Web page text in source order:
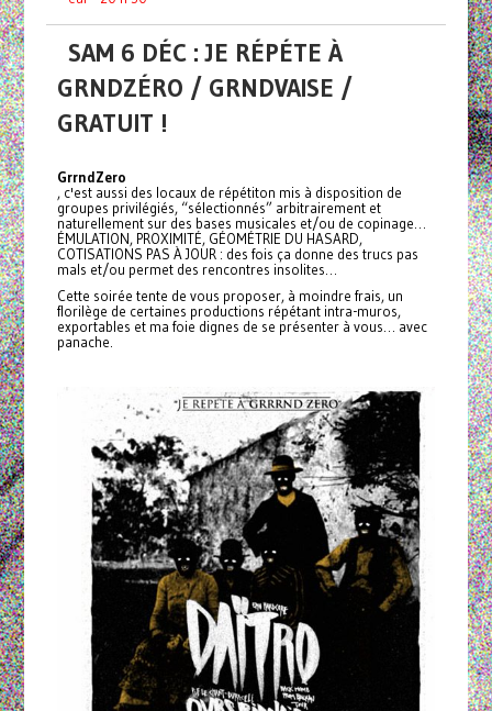
SAM 6 DÉC : JE RÉPÉTE À
GRNDZÉRO / GRNDVAISE /
GRATUIT !
GrrndZero
, c'est aussi des locaux de répétiton mis à disposition de
groupes privilégiés, “sélectionnés” arbitrairement et
naturellement sur des bases musicales et/ou de copinage…
ÉMULATION, PROXIMITÉ, GÉOMÉTRIE DU HASARD,
COTISATIONS PAS À JOUR : des fois ça donne des trucs pas
mals et/ou permet des rencontres insolites…
Cette soirée tente de vous proposer, à moindre frais, un
florilège de certaines productions répétant intra-muros,
exportables et ma foie dignes de se présenter à vous… avec
panache.